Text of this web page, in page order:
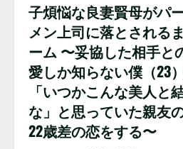
子煩悩な良妻賢母がパ
メン上司に落とされる
ーム 〜妥協した相手と
愛しか知らない僕（23
「いつかこんな美人と
な」と思っていた親友
22歳差の恋をする〜